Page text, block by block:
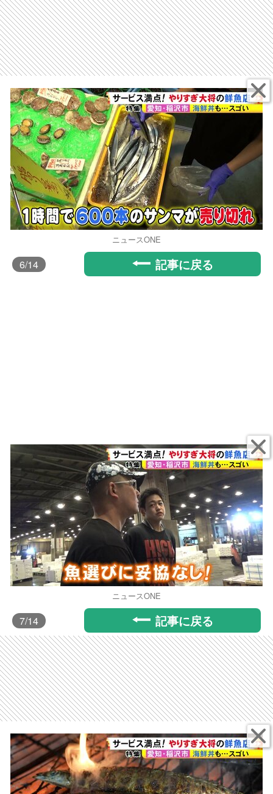
ニュースONE
6/14 記事に戻る
ニュースONE
7/14 記事に戻る